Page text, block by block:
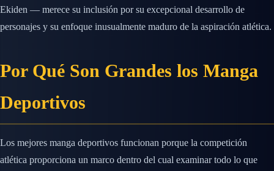
Ekiden — merece su inclusión por su excepcional desarrollo de
personajes y su enfoque inusualmente maduro de la aspiración atlética.
Por Qué Son Grandes los Manga
Deportivos
Los mejores manga deportivos funcionan porque la competición
atlética proporciona un marco dentro del cual examinar todo lo que